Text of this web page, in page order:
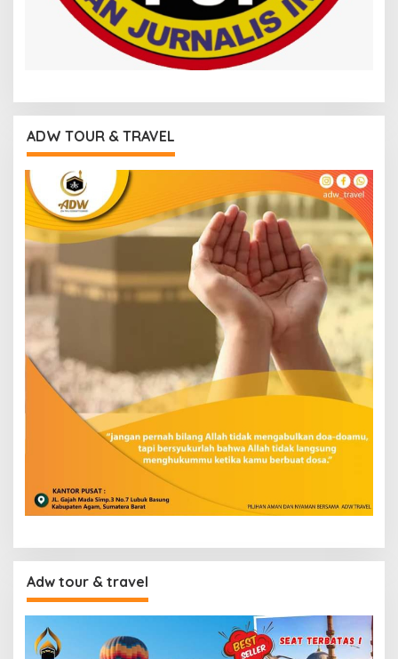
ADW TOUR & TRAVEL
Adw tour & travel